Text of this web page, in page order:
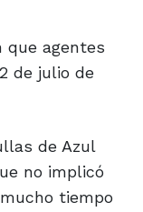
que agentes
de julio de
de Azul
no implicó
tiempo